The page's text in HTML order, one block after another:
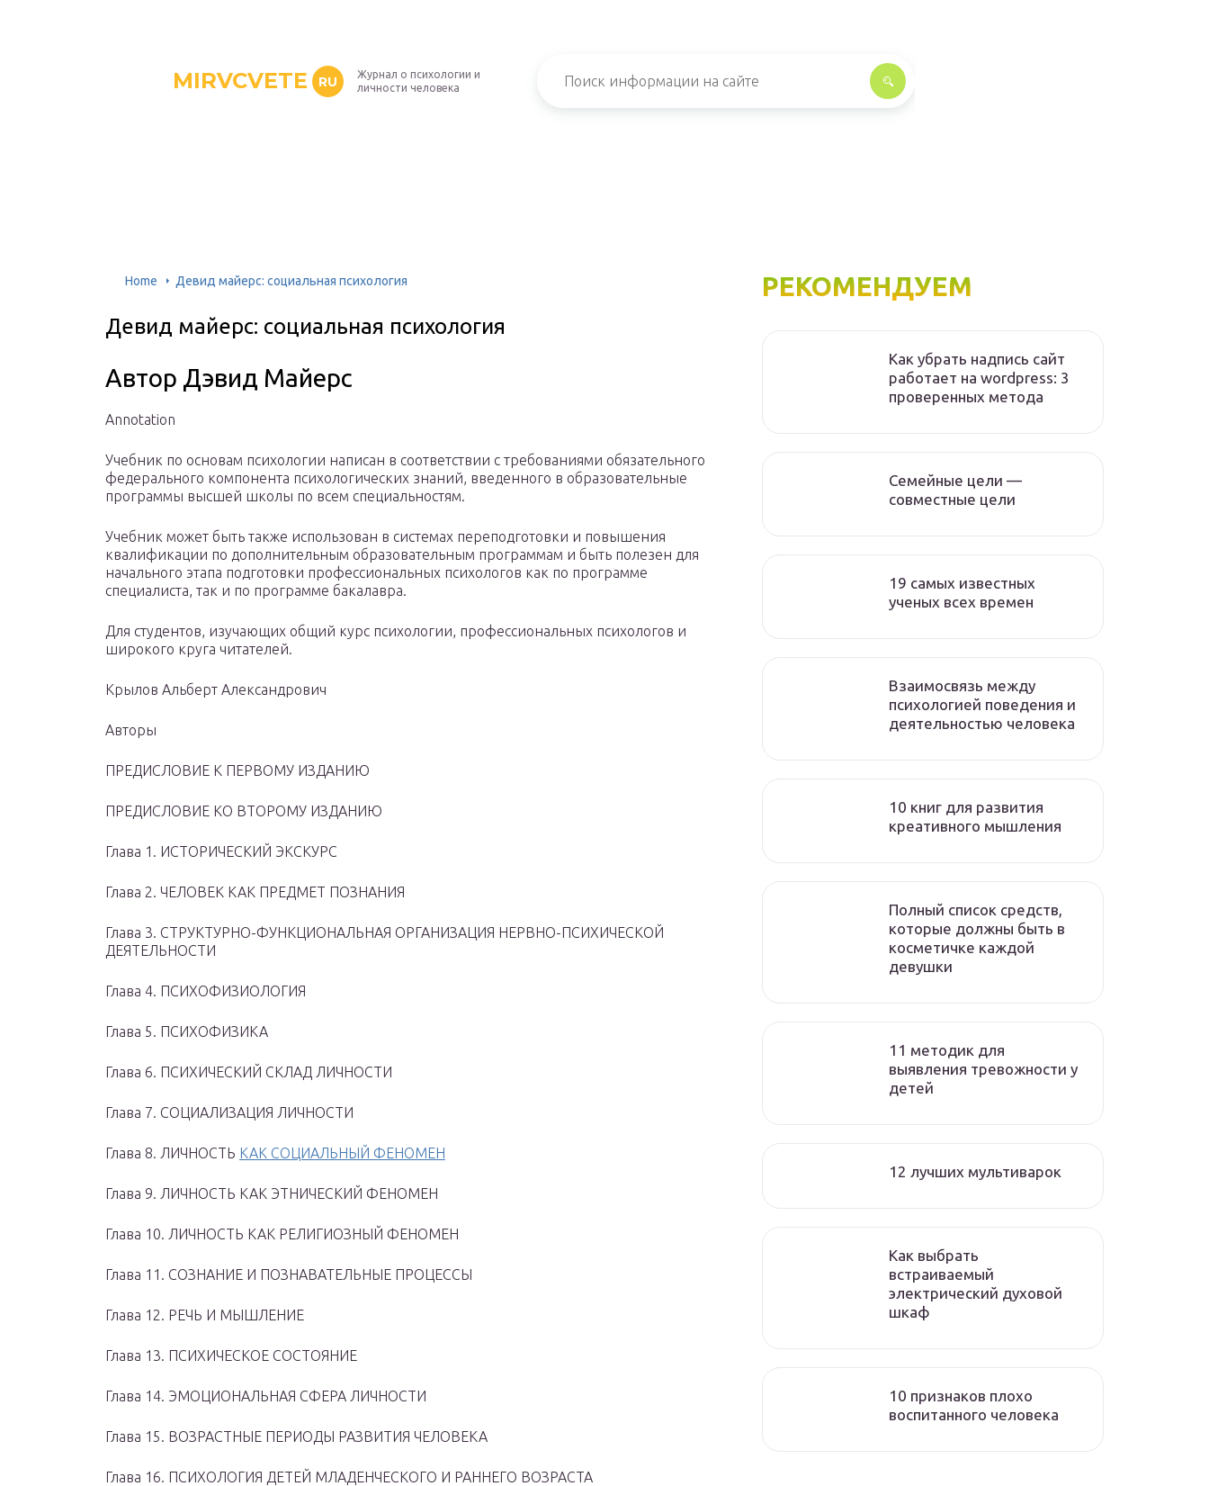
MIRVCVETE RU
Журнал о психологии и
личности человека
Home Девид майерс: социальная психология
Девид майерс: социальная психология
Автор Дэвид Майерс
Annotation
Учебник по основам психологии написан в соответствии с требованиями обязательного
федерального компонента психологических знаний, введенного в образовательные
программы высшей школы по всем специальностям.
Учебник может быть также использован в системах переподготовки и повышения
квалификации по дополнительным образовательным программам и быть полезен для
начального этапа подготовки профессиональных психологов как по программе
специалиста, так и по программе бакалавра.
Для студентов, изучающих общий курс психологии, профессиональных психологов и
широкого круга читателей.
Крылов Альберт Александрович
Авторы
ПРЕДИСЛОВИЕ К ПЕРВОМУ ИЗДАНИЮ
ПРЕДИСЛОВИЕ КО ВТОРОМУ ИЗДАНИЮ
Глава 1. ИСТОРИЧЕСКИЙ ЭКСКУРС
Глава 2. ЧЕЛОВЕК КАК ПРЕДМЕТ ПОЗНАНИЯ
Глава 3. СТРУКТУРНО-ФУНКЦИОНАЛЬНАЯ ОРГАНИЗАЦИЯ НЕРВНО-ПСИХИЧЕСКОЙ
ДЕЯТЕЛЬНОСТИ
Глава 4. ПСИХОФИЗИОЛОГИЯ
Глава 5. ПСИХОФИЗИКА
Глава 6. ПСИХИЧЕСКИЙ СКЛАД ЛИЧНОСТИ
Глава 7. СОЦИАЛИЗАЦИЯ ЛИЧНОСТИ
Глава 8. ЛИЧНОСТЬ КАК СОЦИАЛЬНЫЙ ФЕНОМЕН
Глава 9. ЛИЧНОСТЬ КАК ЭТНИЧЕСКИЙ ФЕНОМЕН
Глава 10. ЛИЧНОСТЬ КАК РЕЛИГИОЗНЫЙ ФЕНОМЕН
Глава 11. СОЗНАНИЕ И ПОЗНАВАТЕЛЬНЫЕ ПРОЦЕССЫ
Глава 12. РЕЧЬ И МЫШЛЕНИЕ
Глава 13. ПСИХИЧЕСКОЕ СОСТОЯНИЕ
Глава 14. ЭМОЦИОНАЛЬНАЯ СФЕРА ЛИЧНОСТИ
Глава 15. ВОЗРАСТНЫЕ ПЕРИОДЫ РАЗВИТИЯ ЧЕЛОВЕКА
Глава 16. ПСИХОЛОГИЯ ДЕТЕЙ МЛАДЕНЧЕСКОГО И РАННЕГО ВОЗРАСТА
РЕКОМЕНДУЕМ
Как убрать надпись сайт
работает на wordpress: 3
проверенных метода
Семейные цели —
совместные цели
19 самых известных
ученых всех времен
Взаимосвязь между
психологией поведения и
деятельностью человека
10 книг для развития
креативного мышления
Полный список средств,
которые должны быть в
косметичке каждой
девушки
11 методик для
выявления тревожности у
детей
12 лучших мультиварок
Как выбрать
встраиваемый
электрический духовой
шкаф
10 признаков плохо
воспитанного человека